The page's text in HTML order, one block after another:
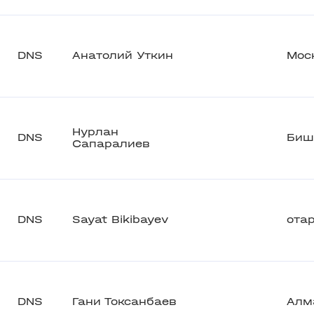
DNS Анатолий Уткин
DNS
Нурлан
Сапаралиев
DNS Sayat Bikibayev
DNS Гани Токсанбаев